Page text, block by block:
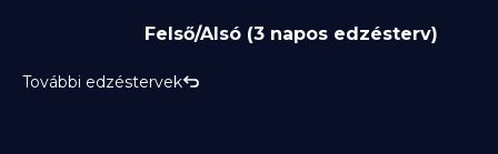
Felső/Alsó (3 napos edzésterv)
További edzéstervek